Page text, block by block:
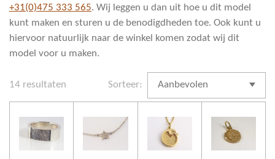
+31(0)475 333 565. Wij leggen u dan uit hoe u dit model
kunt maken en sturen u de benodigdheden toe. Ook kunt u
hiervoor natuurlijk naar de winkel komen zodat wij dit
model voor u maken.
14 resultaten Sorteer: